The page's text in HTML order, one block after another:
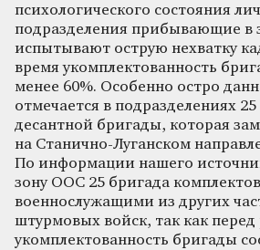
психологического состояния
подразделения прибывающие в
испытывают острую нехватку
время укомплектованность
менее 60%. Особенно остро
отмечается в подразделениях
десантной бригады, которая
на Станично-Луганском
По информации нашего
зону ООС 25 бригада
военнослужащими из других
штурмовых войск, так как
укомплектованность бригады